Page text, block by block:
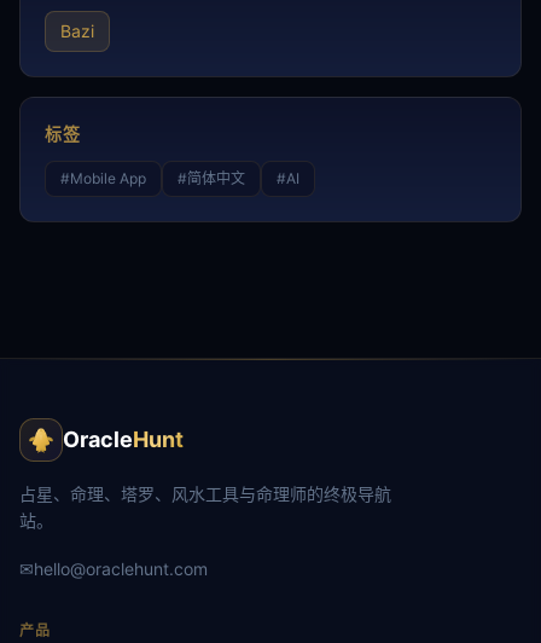
Bazi
标签
#Mobile App #简体中文 #AI
OracleHunt
占星、命理、塔罗、风水工具与命理师的终极导航
站。
✉hello@oraclehunt.com
产品